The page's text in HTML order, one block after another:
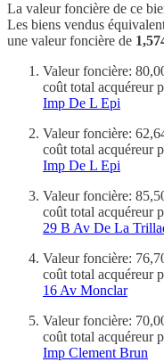
La valeur foncière de ce
Les biens vendus
une valeur foncière de
Valeur foncière:
coût total acquéreur
Imp De L Epi
Valeur foncière:
coût total acquéreur
Imp De L Epi
Valeur foncière:
coût total acquéreur
29 B Av De La
Valeur foncière:
coût total acquéreur
16 Av Monclar
Valeur foncière:
coût total acquéreur
Imp Clement Brun